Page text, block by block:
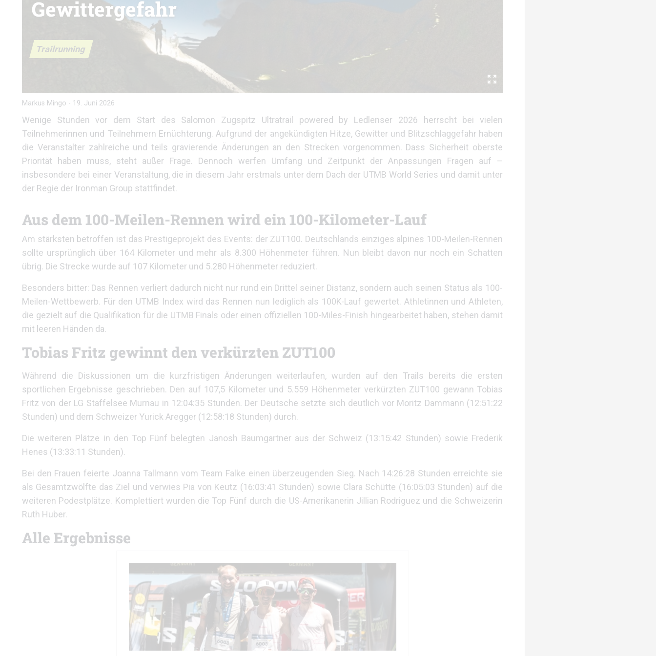
Trailrunning
Gewittergefahr
Markus Mingo - 19. Juni 2026
Wenige Stunden vor dem Start des Salomon Zugspitz Ultratrail powered by Ledlenser 2026 herrscht bei vielen
Teilnehmerinnen und Teilnehmern Ernüchterung. Aufgrund der angekündigten Hitze, Gewitter und Blitzschlaggefahr haben
die Veranstalter zahlreiche und teils gravierende Änderungen an den Strecken vorgenommen. Dass Sicherheit oberste
Priorität haben muss, steht außer Frage. Dennoch werfen Umfang und Zeitpunkt der Anpassungen Fragen auf –
insbesondere bei einer Veranstaltung, die in diesem Jahr erstmals unter dem Dach der UTMB World Series und damit unter
der Regie der Ironman Group stattfindet.
Aus dem 100-Meilen-Rennen wird ein 100-Kilometer-Lauf
Am stärksten betroffen ist das Prestigeprojekt des Events: der ZUT100. Deutschlands einziges alpines 100-Meilen-Rennen
sollte ursprünglich über 164 Kilometer und mehr als 8.300 Höhenmeter führen. Nun bleibt davon nur noch ein Schatten
übrig. Die Strecke wurde auf 107 Kilometer und 5.280 Höhenmeter reduziert.
Besonders bitter: Das Rennen verliert dadurch nicht nur rund ein Drittel seiner Distanz, sondern auch seinen Status als 100-
Meilen-Wettbewerb. Für den UTMB Index wird das Rennen nun lediglich als 100K-Lauf gewertet. Athletinnen und Athleten,
die gezielt auf die Qualifikation für die UTMB Finals oder einen offiziellen 100-Miles-Finish hingearbeitet haben, stehen damit
mit leeren Händen da.
Tobias Fritz gewinnt den verkürzten ZUT100
Während die Diskussionen um die kurzfristigen Änderungen weiterlaufen, wurden auf den Trails bereits die ersten
sportlichen Ergebnisse geschrieben. Den auf 107,5 Kilometer und 5.559 Höhenmeter verkürzten ZUT100 gewann Tobias
Fritz von der LG Staffelsee Murnau in 12:04:35 Stunden. Der Deutsche setzte sich deutlich vor Moritz Dammann (12:51:22
Stunden) und dem Schweizer Yurick Aregger (12:58:18 Stunden) durch.
Die weiteren Plätze in den Top Fünf belegten Janosh Baumgartner aus der Schweiz (13:15:42 Stunden) sowie Frederik
Henes (13:33:11 Stunden).
Bei den Frauen feierte Joanna Tallmann vom Team Falke einen überzeugenden Sieg. Nach 14:26:28 Stunden erreichte sie
als Gesamtzwölfte das Ziel und verwies Pia von Keutz (16:03:41 Stunden) sowie Clara Schütte (16:05:03 Stunden) auf die
weiteren Podestplätze. Komplettiert wurden die Top Fünf durch die US-Amerikanerin Jillian Rodriguez und die Schweizerin
Ruth Huber.
Alle Ergebnisse